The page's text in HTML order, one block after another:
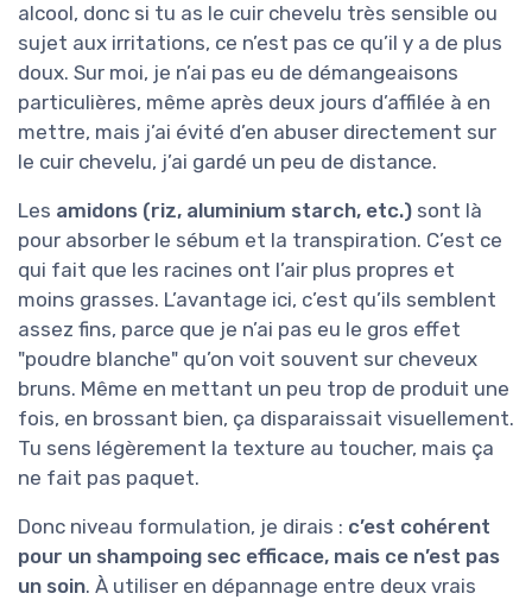
alcool, donc si tu as le cuir chevelu très sensible ou
sujet aux irritations, ce n’est pas ce qu’il y a de plus
doux. Sur moi, je n’ai pas eu de démangeaisons
particulières, même après deux jours d’affilée à en
mettre, mais j’ai évité d’en abuser directement sur
le cuir chevelu, j’ai gardé un peu de distance.
Les amidons (riz, aluminium starch, etc.) sont là
pour absorber le sébum et la transpiration. C’est ce
qui fait que les racines ont l’air plus propres et
moins grasses. L’avantage ici, c’est qu’ils semblent
assez fins, parce que je n’ai pas eu le gros effet
"poudre blanche" qu’on voit souvent sur cheveux
bruns. Même en mettant un peu trop de produit une
fois, en brossant bien, ça disparaissait visuellement.
Tu sens légèrement la texture au toucher, mais ça
ne fait pas paquet.
Donc niveau formulation, je dirais : c’est cohérent
pour un shampoing sec efficace, mais ce n’est pas
un soin. À utiliser en dépannage entre deux vrais